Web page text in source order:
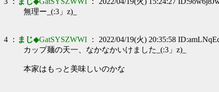
無理ー_(:3」z)_
4 ： まじ◆GatSYSZWWI ： 2022/04/19(火) 20:35:58
カップ麺の天一、なかなかいけました_(:3」z)_
本家はもっと美味しいのかな